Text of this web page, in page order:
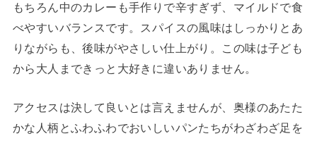
もちろん中のカレーも手作りで辛すぎず、マイルドで食
べやすいバランスです。スパイスの風味はしっかりとあ
りながらも、後味がやさしい仕上がり。この味は子ども
から大人まできっと大好きに違いありません。
アクセスは決して良いとは言えませんが、奥様のあたた
かな人柄とふわふわでおいしいパンたちがわざわざ足を